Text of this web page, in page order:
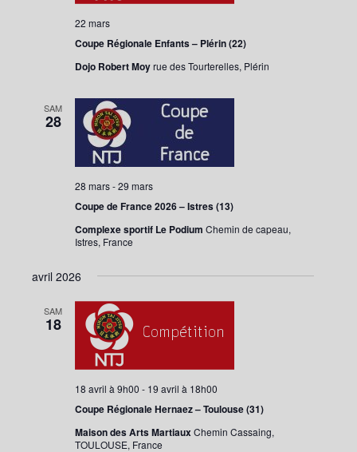
Coupe Régionale Enfants – Plérin (22)
22 mars
Dojo Robert Moyrue des Tourterelles, Plérin
SAM
28
Coupe de France 2026 – Istres (13)
28 mars-29 mars
Complexe sportif Le Podium Chemin de capeau,
Istres, France
avril 2026
SAM
18
Coupe Régionale Hernaez – Toulouse (31)
18 avril à 9h00 - 19 avril à 18h00
Maison des Arts MartiauxChemin Cassaing,
TOULOUSE, France